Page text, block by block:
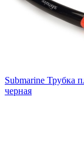
Submarine Трубка
черная